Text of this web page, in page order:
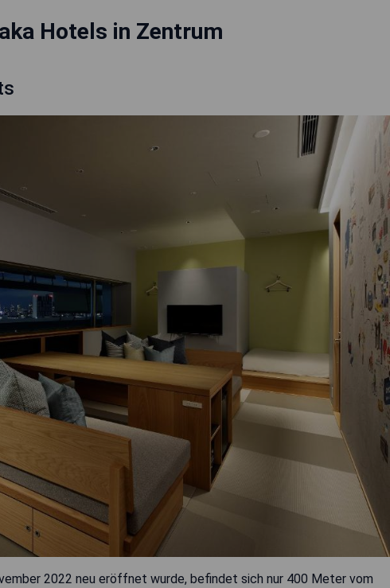
Hotels in Zentrum
2022 neu eröffnet wurde, befindet sich nur 400 Meter vom